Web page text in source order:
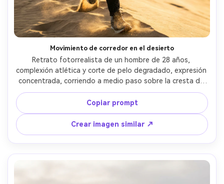
Movimiento de corredor en el desierto
Retrato fotorrealista de un hombre de 28 años,
complexión atlética y corte de pelo degradado, expresión
concentrada, corriendo a medio paso sobre la cresta de
una duna, lleva sudadera tecnológica ligera y chaleco de
correr, arena volando detrás, contraluz de amanecer con
brillo y destello de lente, Canon EOS R3, 70-200mm en
135mm f/2.8, encuadre vertical dinámico, ligero
desenfoque de movimiento en el fondo, ánimo enérgico,
sudor y textura de piel realistas, rostro nítido, alta
resolución --ar 4:5
Copiar prompt
Crear imagen similar ↗